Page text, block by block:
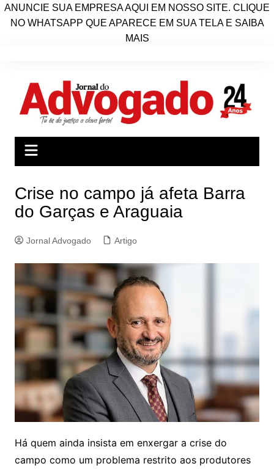
ANUNCIE SUA EMPRESA AQUI EM NOSSO SITE. CLIQUE
NO WHATSAPP QUE APARECE EM SUA TELA E SAIBA
MAIS
conteúdo
Crise no campo já afeta Barra
do Garças e Araguaia
Jornal Advogado Artigo
Há quem ainda insista em enxergar a crise do
campo como um problema restrito aos produtores